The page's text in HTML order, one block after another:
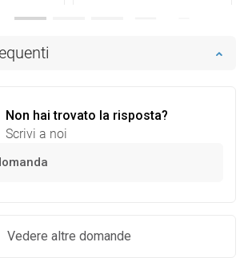
Non hai trovato la risposta?
Scrivi a noi
Vedere altre domande